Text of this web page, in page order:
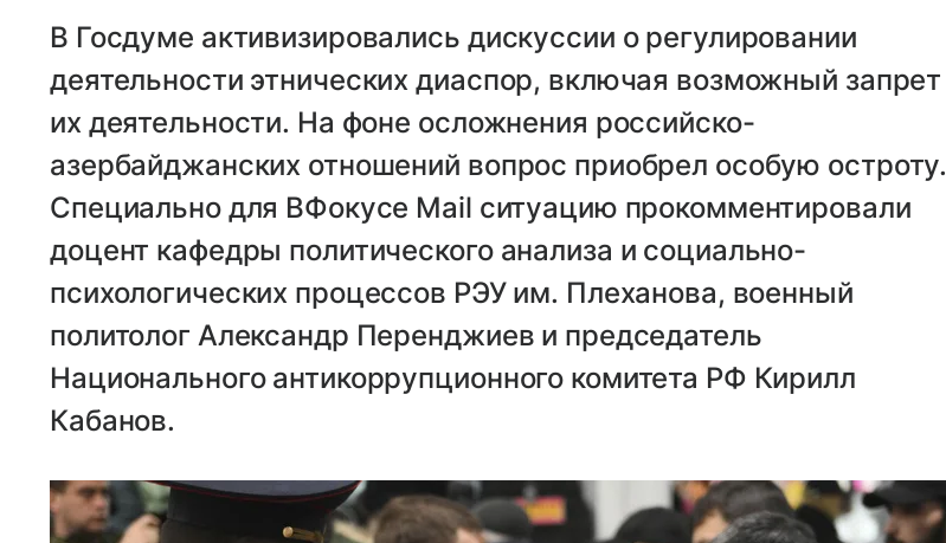
В Госдуме активизировались дискуссии о регулировании
деятельности этнических диаспор, включая возможный запрет
их деятельности. На фоне осложнения российско-
азербайджанских отношений вопрос приобрел особую остроту.
Специально для ВФокусе Mail ситуацию прокомментировали
доцент кафедры политического анализа и социально-
психологических процессов РЭУ им. Плеханова, военный
политолог Александр Перенджиев и председатель
Национального антикоррупционного комитета РФ Кирилл
Кабанов.